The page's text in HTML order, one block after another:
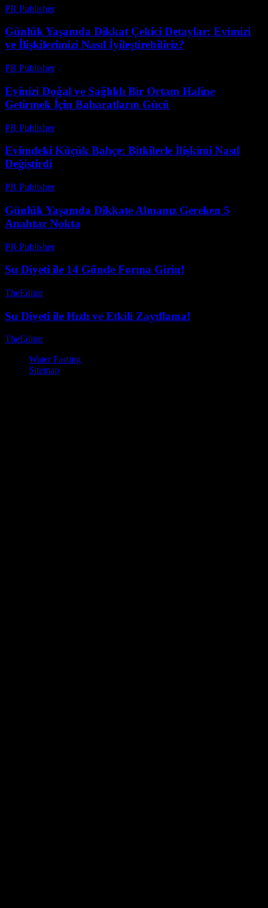
PR Publisher-
Günlük Yaşamda Dikkat Çekici Detaylar: Evimizi
ve İlişkilerimizi Nasıl İyileştirebiliriz?
PR Publisher-
Evinizi Doğal ve Sağlıklı Bir Ortam Haline
Getirmek İçin Baharatların Gücü
PR Publisher-
Evimdeki Küçük Bahçe: Bitkilerle İlişkimi Nasıl
Değiştirdi
PR Publisher-
Günlük Yaşamda Dikkate Almanız Gereken 5
Anahtar Nokta
PR Publisher-
Su Diyeti ile 14 Günde Forma Girin!
TheEditor-
Su Diyeti ile Hızlı ve Etkili Zayıflama!
TheEditor-
Water Fasting
Sitemap